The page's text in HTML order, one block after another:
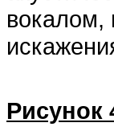
вокалом,
Рисунок